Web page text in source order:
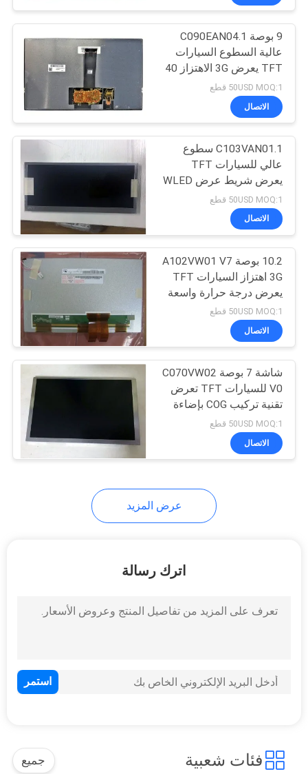
شاشة ال جي تي اف
تي
34
شاشة عرض
ميتسوبيشي تي اف
تي
2
شاشة TFT الصناعية
411
يعرض Hitachi TFT
شاشة LCD طبية
9 بوصة C090EAN04.1
عالية السطوع السيارات
TFT يعرض 3G الاهتزاز 40
دبابيس FPC
50USD MOQ:1 قطع
الاتصال
C103VAN01.1 سطوع
عالي للسيارات TFT
يعرض شريط عرض WLED
الخلفية
50USD MOQ:1 قطع
الاتصال
10.2 بوصة A102VW01 V7
3G اهتزاز السيارات TFT
يعرض درجة حرارة واسعة
50USD MOQ:1 قطع
الاتصال
شاشة 7 بوصة C070VW02
V0 للسيارات TFT تعرض
تقنية تركيب COG بإضاءة
خلفية LED عالية الطاقة
50USD MOQ:1 قطع
الاتصال
عرض المزيد
اترك رسالة
فئات شعبية جميع